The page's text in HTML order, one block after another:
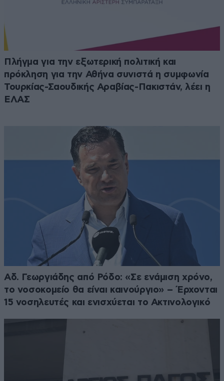
Πλήγμα για την εξωτερική πολιτική και
πρόκληση για την Αθήνα συνιστά η συμφωνία
Τουρκίας-Σαουδικής Αραβίας-Πακιστάν, λέει η
ΕΛΑΣ
Αδ. Γεωργιάδης από Ρόδο: «Σε ενάμιση χρόνο,
το νοσοκομείο θα είναι καινούργιο» – Έρχονται
15 νοσηλευτές και ενισχύεται το Ακτινολογικό